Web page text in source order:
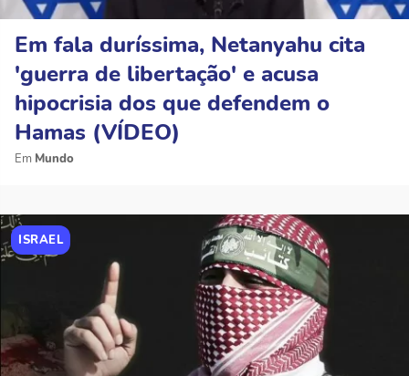
Em fala duríssima, Netanyahu cita
'guerra de libertação' e acusa
hipocrisia dos que defendem o
Hamas (VÍDEO)
Mundo
ISRAEL